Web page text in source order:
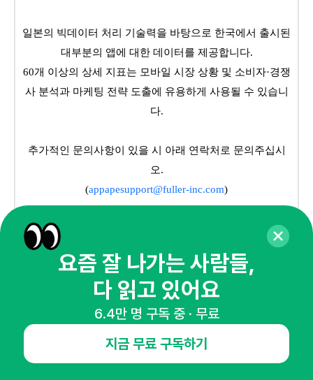
일본의 빅데이터 처리 기술력을 바탕으로 한국에서 출시된
대부분의 앱에 대한 데이터를 제공합니다.
60개 이상의 상세 지표는 모바일 시장 상황 및 소비자·경쟁
사 분석과 마케팅 전략 도출에 유용하게 사용될 수 있습니
다.
추가적인 문의사항이 있을 시 아래 연락처로 문의주십시
오.
(appapesupport@fuller-inc.com)
#게임
앱에이프
패널을 바탕으로 한 데이터를 통해, 깊고 신뢰도 있는 시장의
요즘 잘 나가는 사람들,
다 읽고 있어요
6.4만 명 구독 중 · 무료
지금 무료 구독하기